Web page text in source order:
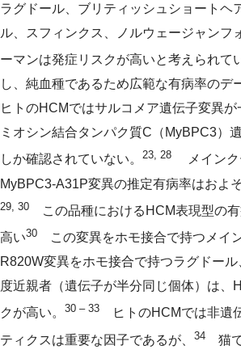
ラグドール、ブリティッシュショートヘ
ル、スフィンクス、ノルウェージャンフ
ーマンは発症リスクが高いと考えられて
し、純血種であるため広範な有病率のデ
ヒトのHCMではサルコメア遺伝子変異
ミオシン結合タンパク質C（MyBPC3）
しか確認されていない。 23, 28 メインク
MyBPC3-A31P変異の推定有病率はおよ
29, 30 この品種におけるHCM表現型の
高い30 この変異をホモ接合で持つメイ
R820W変異をホモ接合で持つラグドー
度近親者（遺伝子が半分同じ個体）は、
クが高い。 30 – 33 ヒトのHCMでは非遺
ティクスは重要な因子であるが、 34 猫で